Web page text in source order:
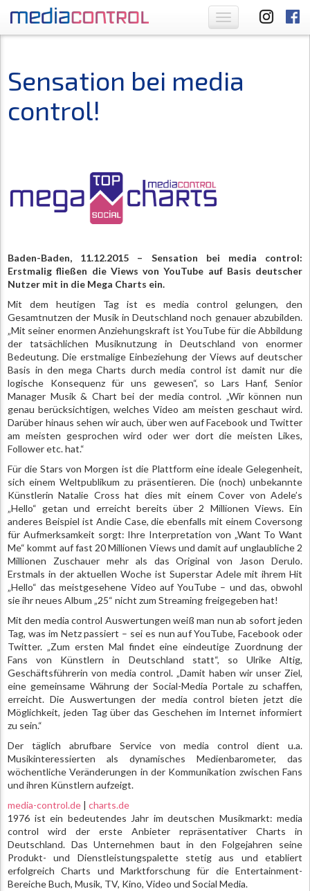
Toggle
navigation
Sensation bei media
control!
Baden-Baden, 11.12.2015 – Sensation bei media control:
Erstmalig fließen die Views von YouTube auf Basis deutscher
Nutzer mit in die Mega Charts ein.
Mit dem heutigen Tag ist es media control gelungen, den
Gesamtnutzen der Musik in Deutschland noch genauer abzubilden.
„Mit seiner enormen Anziehungskraft ist YouTube für die Abbildung
der tatsächlichen Musiknutzung in Deutschland von enormer
Bedeutung. Die erstmalige Einbeziehung der Views auf deutscher
Basis in den mega Charts durch media control ist damit nur die
logische Konsequenz für uns gewesen“, so Lars Hanf, Senior
Manager Musik & Chart bei der media control. „Wir können nun
genau berücksichtigen, welches Video am meisten geschaut wird.
Darüber hinaus sehen wir auch, über wen auf Facebook und Twitter
am meisten gesprochen wird oder wer dort die meisten Likes,
Follower etc. hat.“
Für die Stars von Morgen ist die Plattform eine ideale Gelegenheit,
sich einem Weltpublikum zu präsentieren. Die (noch) unbekannte
Künstlerin Natalie Cross hat dies mit einem Cover von Adele’s
„Hello“ getan und erreicht bereits über 2 Millionen Views. Ein
anderes Beispiel ist Andie Case, die ebenfalls mit einem Coversong
für Aufmerksamkeit sorgt: Ihre Interpretation von „Want To Want
Me“ kommt auf fast 20 Millionen Views und damit auf unglaubliche 2
Millionen Zuschauer mehr als das Original von Jason Derulo.
Erstmals in der aktuellen Woche ist Superstar Adele mit ihrem Hit
„Hello“ das meistgesehene Video auf YouTube – und das, obwohl
sie ihr neues Album „25“ nicht zum Streaming freigegeben hat!
Mit den media control Auswertungen weiß man nun ab sofort jeden
Tag, was im Netz passiert – sei es nun auf YouTube, Facebook oder
Twitter. „Zum ersten Mal findet eine eindeutige Zuordnung der
Fans von Künstlern in Deutschland statt“, so Ulrike Altig,
Geschäftsführerin von media control. „Damit haben wir unser Ziel,
eine gemeinsame Währung der Social-Media Portale zu schaffen,
erreicht. Die Auswertungen der media control bieten jetzt die
Möglichkeit, jeden Tag über das Geschehen im Internet informiert
zu sein.“
Der täglich abrufbare Service von media control dient u.a.
Musikinteressierten als dynamisches Medienbarometer, das
wöchentliche Veränderungen in der Kommunikation zwischen Fans
und ihren Künstlern aufzeigt.
media-control.de | charts.de
1976 ist ein bedeutendes Jahr im deutschen Musikmarkt: media
control wird der erste Anbieter repräsentativer Charts in
Deutschland. Das Unternehmen baut in den Folgejahren seine
Produkt- und Dienstleistungspalette stetig aus und etabliert
erfolgreich Charts und Marktforschung für die Entertainment-
Bereiche Buch, Musik, TV, Kino, Video und Social Media.